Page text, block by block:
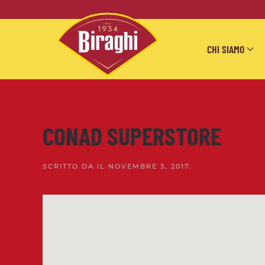
Skip to main content
CHI SIAMO
CONAD SUPERSTORE
SCRITTO DA IL NOVEMBRE 3, 2017.